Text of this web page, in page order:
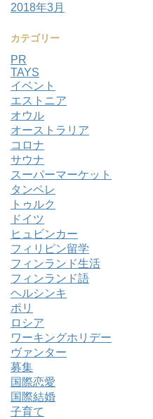
2018年3月
カテゴリー
PR
TAYS
イベント
エストニア
オウル
オーストラリア
コロナ
サウナ
スーパーマーケット
タンペレ
トゥルク
ドイツ
ヒュビンカー
フィリピン留学
フィンランド生活
フィンランド語
ヘルシンキ
ポリ
ロシア
ワーキングホリデー
ヴァンター
募集
国際恋愛
国際結婚
子育て